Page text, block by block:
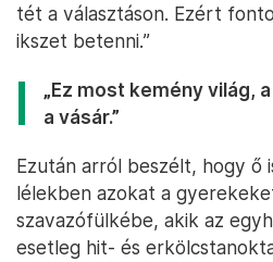
tét a választáson. Ezért
ikszet betenni.”
„Ez most kemény világ,
a vásár.”
Ezután arról beszélt, hogy ő
lélekben azokat a
szavazófülkébe, akik az
esetleg hit- és